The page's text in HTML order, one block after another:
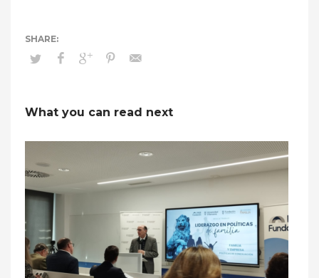
What you can read next